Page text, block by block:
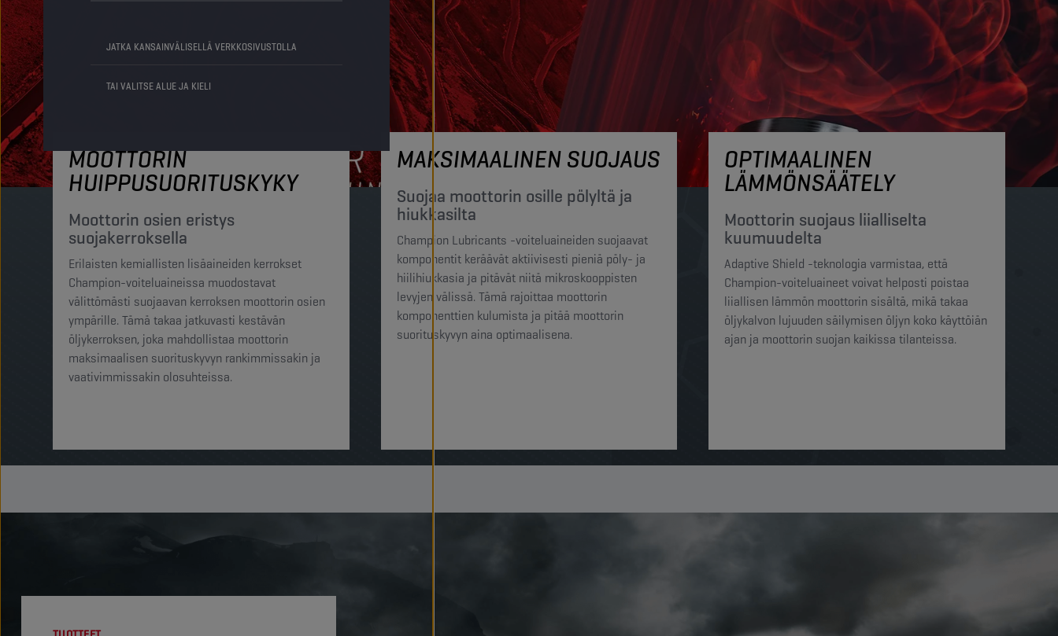
JATKA KANSAINVÄLISELLÄ VERKKOSIVUSTOLLA
TAI VALITSE ALUE JA KIELI
MOOTTORIN
HUIPPUSUORITUSKYKY
Moottorin osien eristys
suojakerroksella
Erilaisten kemiallisten lisäaineiden kerrokset
Champion-voiteluaineissa muodostavat
välittömästi suojaavan kerroksen moottorin osien
ympärille. Tämä takaa jatkuvasti kestävän
öljykerroksen, joka mahdollistaa moottorin
maksimaalisen suorituskyvyn rankimmissakin ja
vaativimmissakin olosuhteissa.
MAKSIMAALINEN SUOJAUS
Suojaa moottorin osille pölyltä ja
hiukkasilta
Champion Lubricants -voiteluaineiden suojaavat
komponentit keräävät aktiivisesti pieniä pöly- ja
hiilihiukkasia ja pitävät niitä mikroskooppisten
levyjen välissä. Tämä rajoittaa moottorin
komponenttien kulumista ja pitää moottorin
suorituskyvyn aina optimaalisena.
OPTIMAALINEN
LÄMMÖNSÄÄTELY
Moottorin suojaus liialliselta
kuumuudelta​​
Adaptive Shield -teknologia varmistaa, että
Champion-voiteluaineet voivat helposti poistaa
liiallisen lämmön moottorin sisältä, mikä takaa
öljykalvon lujuuden säilymisen öljyn koko käyttöiän
ajan ja moottorin suojan kaikissa tilanteissa.